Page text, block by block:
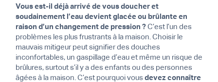
Vous est-il déjà arrivé de vous doucher et
soudainement l’eau devient glacée ou brûlante en
raison d’un changement de pression ? C’est l’un des
problèmes les plus frustrants à la maison. Choisir le
mauvais mitigeur peut signifier des douches
inconfortables, un gaspillage d’eau et même un risque de
brûlures, surtout s’il y a des enfants ou des personnes
âgées à la maison. C’est pourquoi vous devez connaître